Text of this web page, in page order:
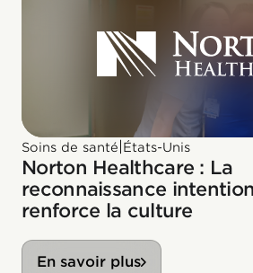
Soins de santé États-Unis
Norton Healthcare : La
reconnaissance
renforce la culture
En savoir plus